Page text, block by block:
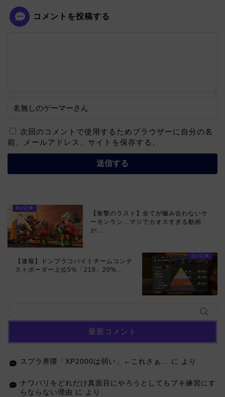
コメントを投稿する
次回のコメントで使用するためブラウザーに自分の名
前、メールアドレス、サイトを保存する。
【衝撃のラスト】全てが嚙み合わないサ
ーモンラン…マジでカオスすぎる動画
が...
【速報】ドンブラコバイトチームコンテ
ストボーダー上位5%「218」20%...
最新コメント
スプラ界隈「XP2000は弱い」←これさぁ… に より
ナワバリをどれだけ真面目にやろうとしてもブキ練習にす
らならない理由 に より